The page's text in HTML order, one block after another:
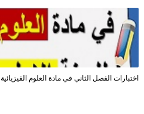
اختبارات الفصل الثاني في مادة العلوم الفيزيائية